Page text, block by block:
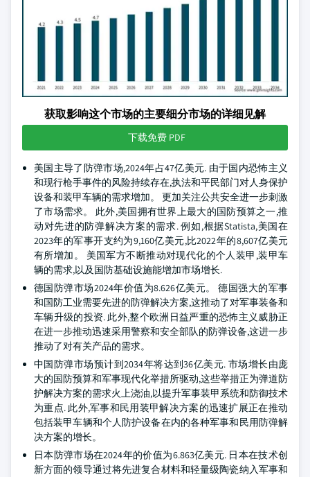
获取影响这个市场的主要细分市场的详细见解
下载免费 PDF
美国主导了防弹市场,2024年占47亿美元. 由于国内恐怖主义
和现行枪手事件的风险持续存在,执法和平民部门对人身保护
设备和装甲车辆的需求增加。 更加关注公共安全进一步刺激
了市场需求。 此外,美国拥有世界上最大的国防预算之一,推
动对先进的防弹解决方案的需求. 例如,根据Statista,美国在
2023年的军事开支约为9,160亿美元,比2022年的8,607亿美元
有所增加。 美国军方不断推动对现代化的个人装甲,装甲车
辆的需求,以及国防基础设施能增加市场增长.
德国防弹市场2024年价值为8.626亿美元。 德国强大的军事
和国防工业需要先进的防弹解决方案,这推动了对军事装备和
车辆升级的投资. 此外,整个欧洲日益严重的恐怖主义威胁正
在进一步推动迅速采用警察和安全部队的防弹设备,这进一步
推动了对有关产品的需求。
中国防弹市场预计到2034年将达到36亿美元. 市场增长由庞
大的国防预算和军事现代化举措所驱动,这些举措正为弹道防
护解决方案的需求火上浇油,以提升军事装甲系统和防御技术
为重点. 此外,军事和民用装甲解决方案的迅速扩展正在推动
包括装甲车辆和个人防护设备在内的各种军事和民用防弹解
决方案的增长。
日本防弹市场在2024年的价值为6.863亿美元. 日本在技术创
新方面的领导通过将先进复合材料和轻量级陶瓷纳入军事和